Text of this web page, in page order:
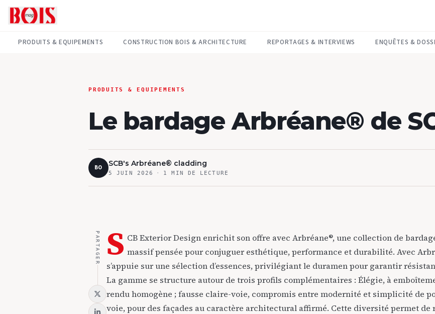
PRODUITS & EQUIPEMENTS CONSTRUCTION BOIS & ARCHITECTURE REPORTAGES & INTERVIEWS ENQUÊTES &
PRODUITS & EQUIPEMENTS
Le bardage Arbréane® de
BO SCB's Arbréane® cladding
5 JUIN 2026 · 1 MIN DE LECTURE
PARTAGER S CB Exterior Design enrichit son offre avec Arbréane®, une collection de
massif pensée pour conjuguer esthétique, performance et durabilité. Avec
s’appuie sur une sélection d’essences, privilégiant le duramen pour garantir
La gamme se structure autour de trois profils complémentaires : Élégie, à
rendu homogène ; fausse claire-voie, compromis entre modernité et simplicité de
voie, pour des façades au caractère architectural affirmé. Cette diversité permet de